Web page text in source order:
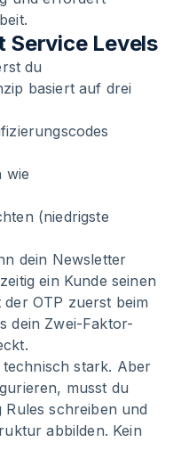
Service Levels
du
basiert auf drei
wie
(niedrigste
dein Newsletter
ein Kunde seinen
OTP zuerst beim
dein Zwei-Faktor-
technisch stark. Aber
musst du
schreiben und
abbilden. Kein